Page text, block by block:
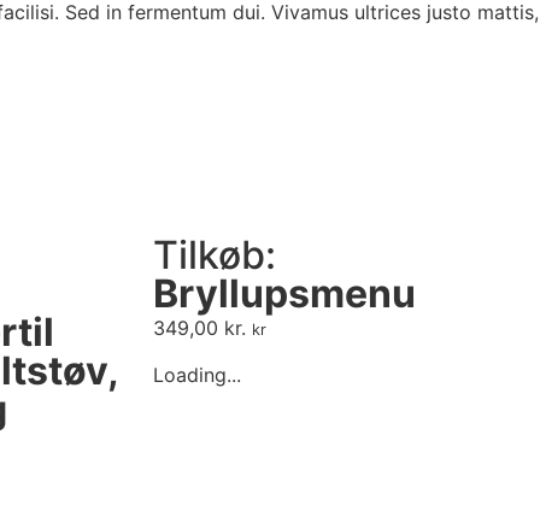
Sed in fermentum dui. Vivamus ultrices justo mattis,
Tilkøb:
Bryllupsmenu
349,00 kr. kr
Loading...